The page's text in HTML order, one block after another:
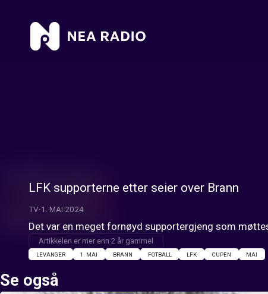
LFK supporterne etter seier over Brann
TV 1. MAI 2024
Det var en meget fornøyd supportergjeng som
Artikkelen er mer enn 2 år gammel
LEVANGER 1. MAI BRANN FOTBALL LFK CUPEN MAI
Se også